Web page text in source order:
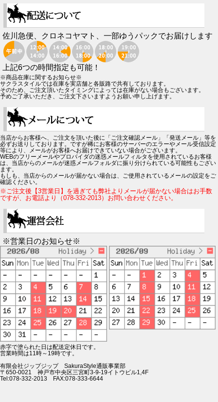
佐川急便、クロネコヤマト、一部ゆうパックでお届けします
上記6つの時間指定も可能！
※商品在庫に関するお知らせ※
サクラスタイルでは在庫を実店舗と各販路で共有しております。
そのため、ご注文頂いたタイミングによっては在庫がない場合もございます。
予めご了承いただき、ご注文下さいますようお願い申し上げます。
当店からお客様へ、ご注文を頂いた後に「ご注文確認メール」「発送メール」等を
必ずお送りしております。ですが稀にお客様のサーバーのエラーやメール受信設定
等により、メールがお客様へお届けできていない場合がございます。
WEBのフリーメールやプロバイダの迷惑メールフィルタを使用されているお客様
は、当店からのメールが迷惑メールフォルダに振り分けられている可能性もござい
ます。
もしも、当店からのメールが届かない場合は、ご使用されているメールの設定をご
確認ください。
※ご注文後【3営業日】を過ぎても弊社よりメールが届かない場合はお手数
ですが、お電話より（078-332-2013）お問い合わせください。
※営業日のお知らせ※
赤字で塗られた日は配送定休日です。
営業時間は11時～19時です。
有限会社ジップジップ SakuraStyle通販事業部
〒650-0021 神戸市中央区三宮町3-9-19イトウビル1,4F
Tel:078-332-2013 FAX:078-333-6644